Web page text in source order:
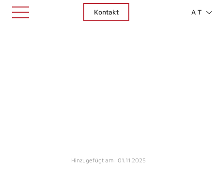
Kontakt AT
Hinzugefügt am: 01.11.2025